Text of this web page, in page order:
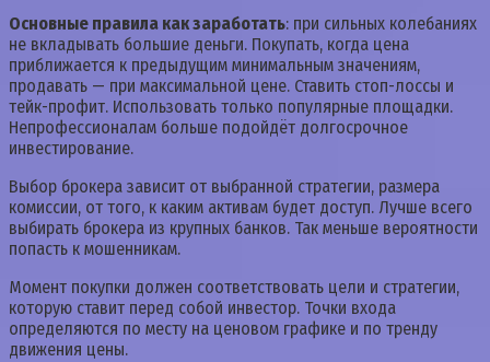
Основные правила как заработать: при сильных колебаниях
не вкладывать большие деньги. Покупать, когда цена
приближается к предыдущим минимальным значениям,
продавать — при максимальной цене. Ставить стоп-лоссы и
тейк-профит. Использовать только популярные площадки.
Непрофессионалам больше подойдёт долгосрочное
инвестирование.
Выбор брокера зависит от выбранной стратегии, размера
комиссии, от того, к каким активам будет доступ. Лучше всего
выбирать брокера из крупных банков. Так меньше вероятности
попасть к мошенникам.
Момент покупки должен соответствовать цели и стратегии,
которую ставит перед собой инвестор. Точки входа
определяются по месту на ценовом графике и по тренду
движения цены.